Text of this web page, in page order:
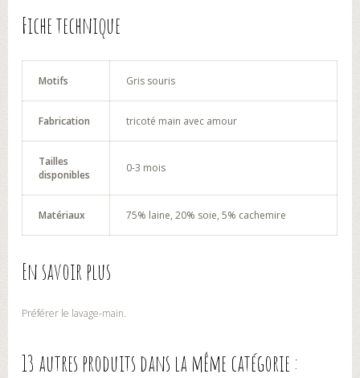
Fiche technique
Motifs Gris souris
Fabrication tricoté main avec amour
Tailles
disponibles
0-3 mois
Matériaux 75% laine, 20% soie, 5% cachemire
En savoir plus
Préférer le lavage-main.
13 autres produits dans la même catégorie :